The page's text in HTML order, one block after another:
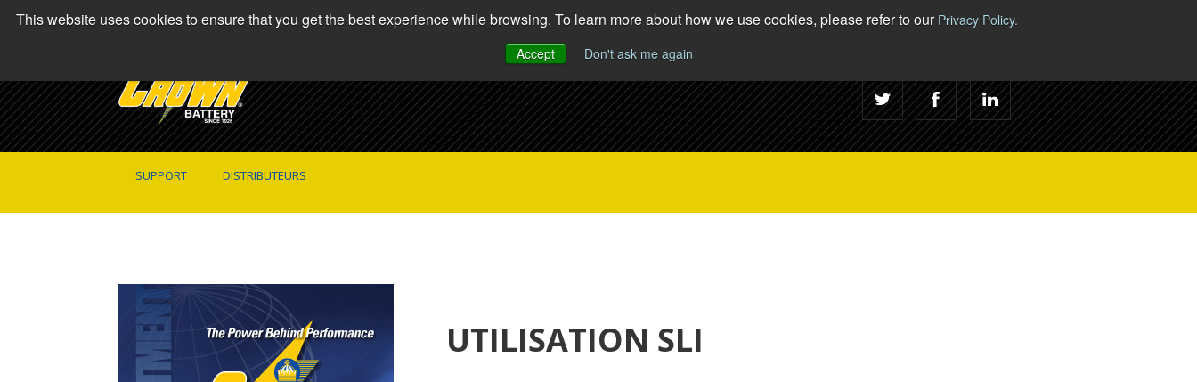
This website uses cookies to ensure that you get the best experience while browsing. To learn more about how we use cookies, please refer to our Privacy Policy.
Accept
Don't ask me again
English| Français
SUPPORT DISTRIBUTEURS
UTILISATION SLI